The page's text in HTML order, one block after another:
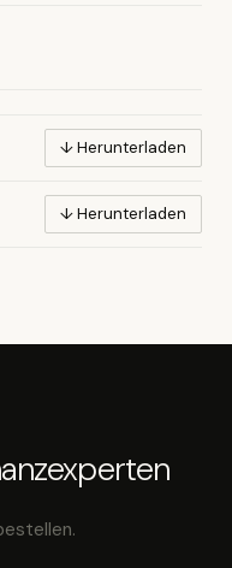
↓ Herunterladen
↓ Herunterladen